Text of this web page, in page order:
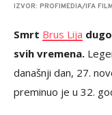
IZVOR: PROFIMEDIA/IFA FILM
Smrt Brus Lija
svih vremena.
današnji dan, 27.
preminuo je u 32.